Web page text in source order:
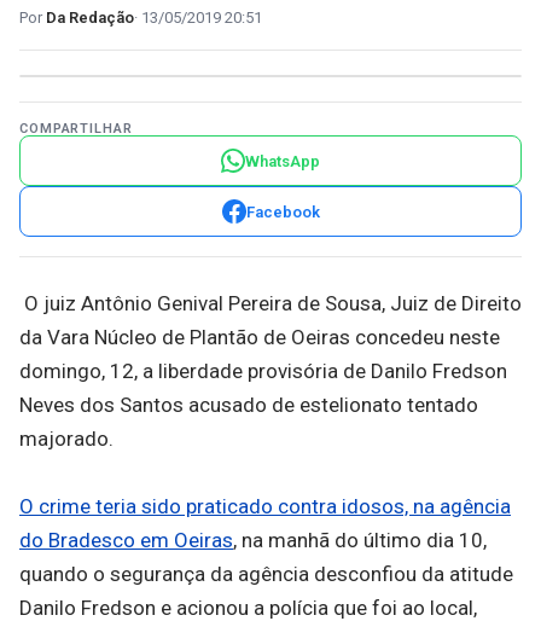
Da Redação 13/05/2019 20:51
COMPARTILHAR
WhatsApp
Facebook
O juiz Antônio Genival Pereira de Sousa, Juiz de Direito
da Vara Núcleo de Plantão de Oeiras concedeu neste
domingo, 12, a liberdade provisória de Danilo Fredson
Neves dos Santos acusado de estelionato tentado
majorado.
O crime teria sido praticado contra idosos, na agência
do Bradesco em Oeiras, na manhã do último dia 10,
quando o segurança da agência desconfiou da atitude
Danilo Fredson e acionou a polícia que foi ao local,